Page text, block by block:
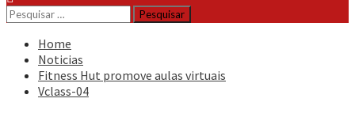
Pesquisar
por:
Home
Noticias
Fitness Hut promove aulas virtuais
Vclass-04